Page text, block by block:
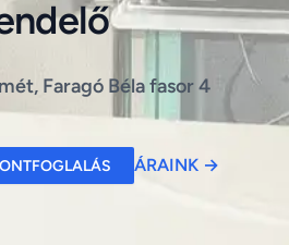
Faragó Béla fasor 4
ÁRAINK →